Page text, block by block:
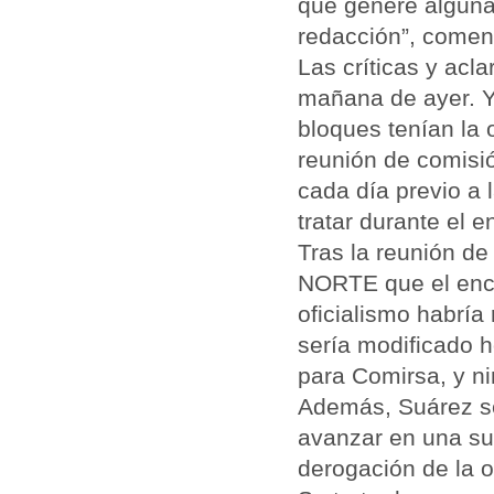
redacción”,
Las críticas y
mañana de ayer.
bloques tenían la
reunión de
cada día previo a
tratar durante el
Tras la reunión
NORTE que el
oficialismo habría
sería modificado
para Comirsa, y
Además, Suárez
avanzar en una
derogación de la